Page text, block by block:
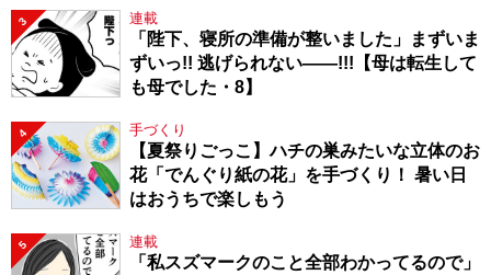
3 連載
「陛下、寝所の準備が整いました」まずいま
ずいっ!! 逃げられない――!!!【母は転生して
も母でした・8】
4 手づくり
【夏祭りごっこ】ハチの巣みたいな立体のお
花「でんぐり紙の花」を手づくり！ 暑い日
はおうちで楽しもう
5 連載
「私スズマークのこと全部わかってるので」